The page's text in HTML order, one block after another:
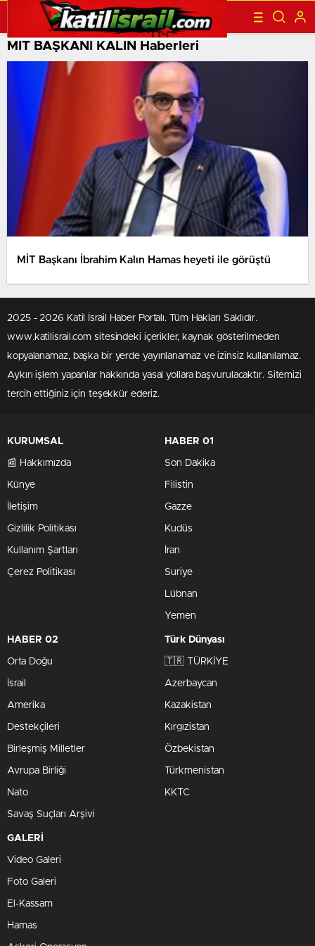
MİT BAŞKANI KALIN Haberleri
MİT Başkanı İbrahim Kalın Hamas heyeti ile görüştü
2025 - 2026 Katil İsrail Haber Portalı. Tüm Hakları Saklıdır.
www.katilisrail.com sitesindeki içerikler, kaynak gösterilmeden
kopyalanamaz, başka bir yerde yayınlanamaz ve izinsiz kullanılamaz.
Aykırı işlem yapanlar hakkında yasal yollara başvurulacaktır. Sitemizi
tercih ettiğiniz için teşekkür ederiz.
KURUMSAL
📰 Hakkımızda
Künye
İletişim
Gizlilik Politikası
Kullanım Şartları
Çerez Politikası
HABER 01
Son Dakika
Filistin
Gazze
Kudüs
İran
Suriye
Lübnan
Yemen
HABER 02
Orta Doğu
İsrail
Amerika
Destekçileri
Birleşmiş Milletler
Avrupa Birliği
Nato
Savaş Suçları Arşivi
Türk Dünyası
🇹🇷 TÜRKİYE
Azerbaycan
Kazakistan
Kırgızistan
Özbekistan
Türkmenistan
KKTC
GALERİ
Video Galeri
Foto Galeri
El-Kassam
Hamas